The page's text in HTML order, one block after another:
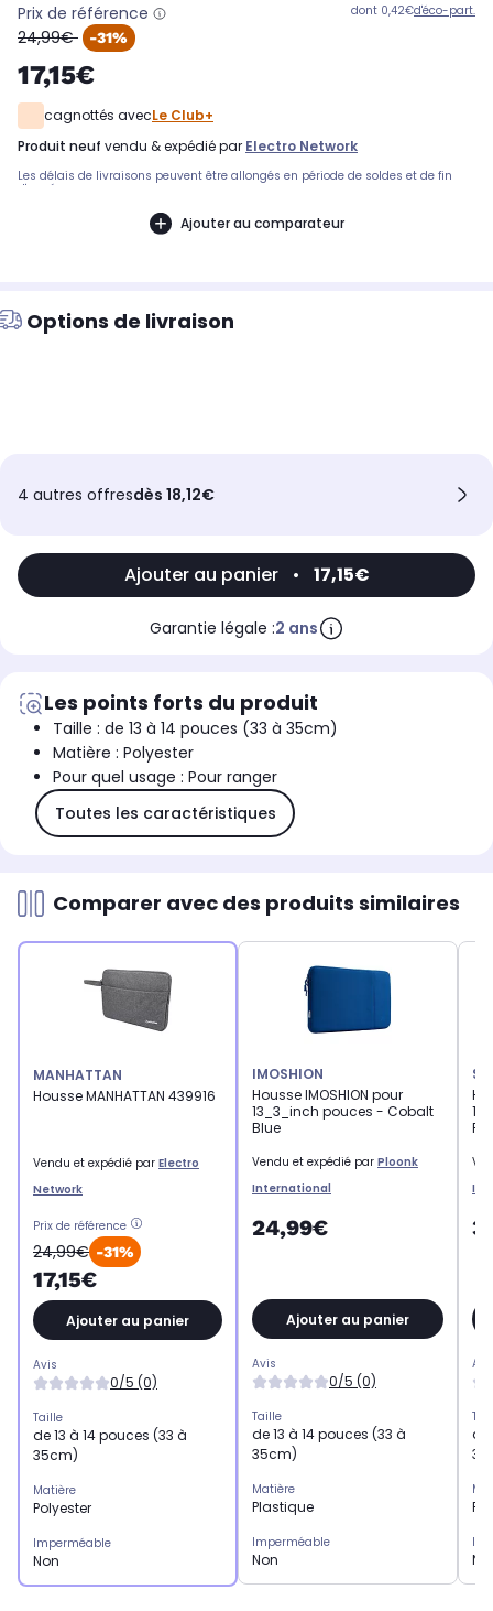
Prix de référence
oldPrice
24,99€ -31%
17,15€
dont 0,42€d'éco-part.
cagnottés avecLe Club+
produit neuf vendu & expédié par Electro Network
Les délais de livraisons peuvent être allongés en période de soldes et de fin
d'année.
Ajouter au comparateur
Options de livraison
4 autres offresdès 18,12€
Ajouter au panier • 17,15€
Garantie légale :2 ans
Les points forts du produit
Taille : de 13 à 14 pouces (33 à 35cm)
Matière : Polyester
Pour quel usage : Pour ranger
Toutes les caractéristiques
Comparer avec des produits similaires
MANHATTAN
Housse MANHATTAN 439916
Vendu et expédié par Electro
Network
Prix de référence
24,99€ -31%
17,15€
Ajouter au panier
Avis
0/5 (0)
Taille
de 13 à 14 pouces (33 à
35cm)
Matière
Polyester
Imperméable
Non
IMOSHION
Housse IMOSHION pour
13_3_inch pouces - Cobalt
Blue
Vendu et expédié par Ploonk
International
24,99€
Ajouter au panier
Avis
0/5 (0)
Taille
de 13 à 14 pouces (33 à
35cm)
Matière
Plastique
Imperméable
Non
de